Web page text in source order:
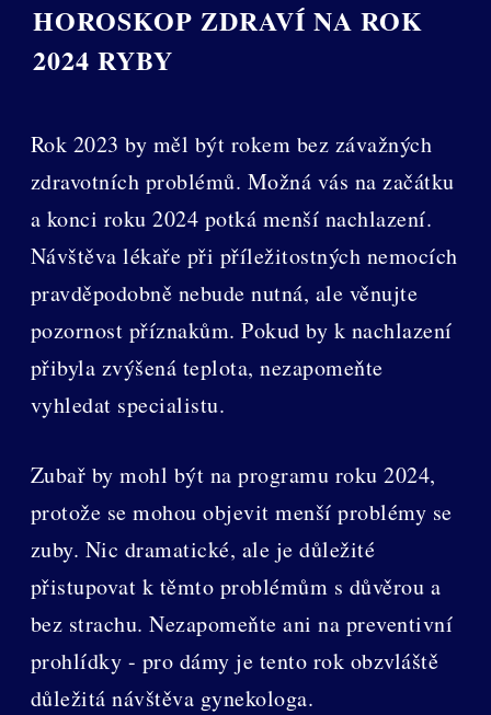
HOROSKOP ZDRAVÍ NA ROK
2024 RYBY
Rok 2023 by měl být rokem bez závažných
zdravotních problémů. Možná vás na začátku
a konci roku 2024 potká menší nachlazení.
Návštěva lékaře při příležitostných nemocích
pravděpodobně nebude nutná, ale věnujte
pozornost příznakům. Pokud by k nachlazení
přibyla zvýšená teplota, nezapomeňte
vyhledat specialistu.
Zubař by mohl být na programu roku 2024,
protože se mohou objevit menší problémy se
zuby. Nic dramatické, ale je důležité
přistupovat k těmto problémům s důvěrou a
bez strachu. Nezapomeňte ani na preventivní
prohlídky - pro dámy je tento rok obzvláště
důležitá návštěva gynekologa.